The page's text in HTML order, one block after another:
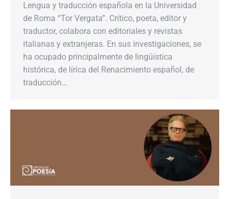
Lengua y traducción española en la Universidad
de Roma “Tor Vergata”. Crítico, poeta, editor y
traductor, colabora con editoriales y revistas
italianas y extranjeras. En sus investigaciones, se
ha ocupado principalmente de lingüística
histórica, de lírica del Renacimiento español, de
traducción…